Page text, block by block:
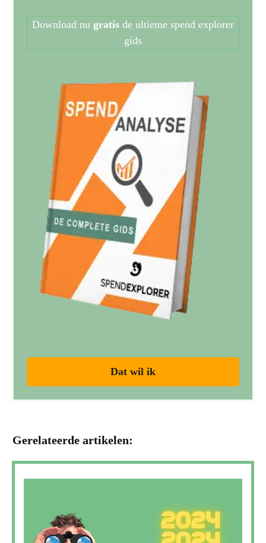
Download nu gratis de ultieme spend explorer
gids
Dat wil ik
Gerelateerde artikelen: